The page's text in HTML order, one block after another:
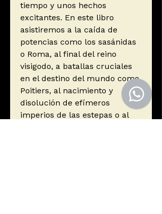
tiempo y unos hechos
excitantes. En este libro
asistiremos a la caída de
potencias como los sasánidas
o Roma, al final del reino
visigodo, a batallas cruciales
en el destino del mundo como
Poitiers, al nacimiento y
disolución de efímeros
imperios de las estepas o al